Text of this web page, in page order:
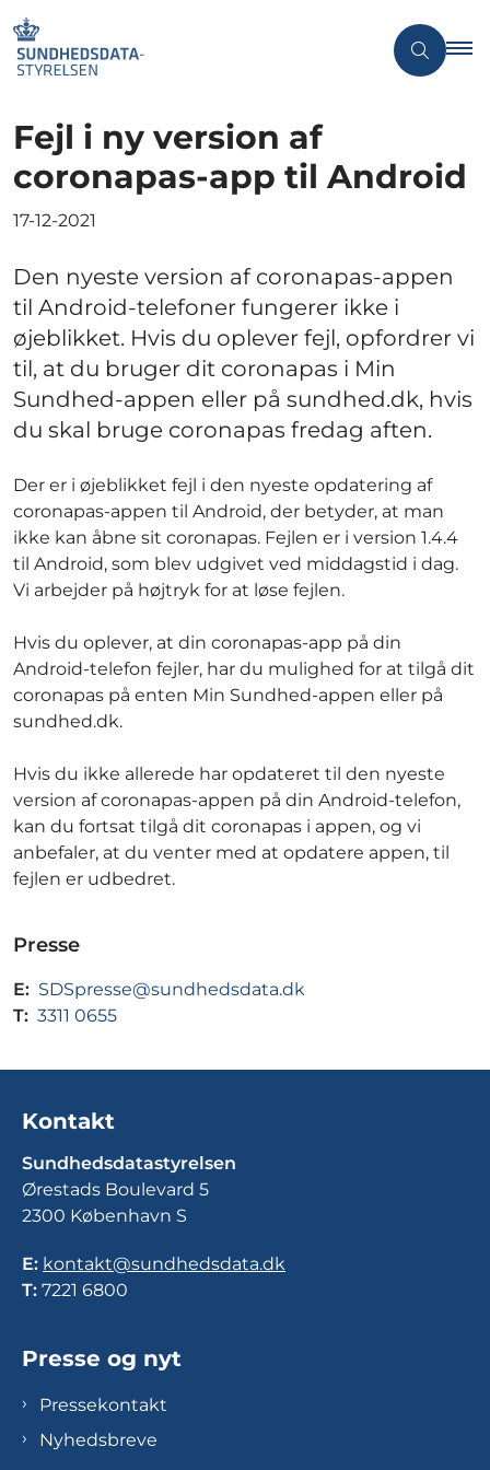
Fejl i ny version af
coronapas-app til Android
17-12-2021
Den nyeste version af coronapas-appen
til Android-telefoner fungerer ikke i
øjeblikket. Hvis du oplever fejl, opfordrer vi
til, at du bruger dit coronapas i Min
Sundhed-appen eller på sundhed.dk, hvis
du skal bruge coronapas fredag aften.
Der er i øjeblikket fejl i den nyeste opdatering af
coronapas-appen til Android, der betyder, at man
ikke kan åbne sit coronapas. Fejlen er i version 1.4.4
til Android, som blev udgivet ved middagstid i dag.
Vi arbejder på højtryk for at løse fejlen.
Hvis du oplever, at din coronapas-app på din
Android-telefon fejler, har du mulighed for at tilgå dit
coronapas på enten Min Sundhed-appen eller på
sundhed.dk.
Hvis du ikke allerede har opdateret til den nyeste
version af coronapas-appen på din Android-telefon,
kan du fortsat tilgå dit coronapas i appen, og vi
anbefaler, at du venter med at opdatere appen, til
fejlen er udbedret.
Presse
E: SDSpresse@sundhedsdata.dk
T: 3311 0655
Kontakt
Sundhedsdatastyrelsen
Ørestads Boulevard 5
2300 København S
E: kontakt@sundhedsdata.dk
T: 7221 6800
Presse og nyt
Pressekontakt
Nyhedsbreve